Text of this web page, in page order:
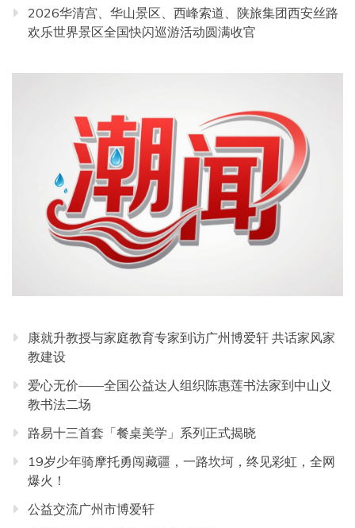
2026华清宫、华山景区、西峰索道、陕旅集团西安丝路
欢乐世界景区全国快闪巡游活动圆满收官
康就升教授与家庭教育专家到访广州博爱轩 共话家风家
教建设
爱心无价——全国公益达人组织陈惠莲书法家到中山义
教书法二场
路易十三首套「餐桌美学」系列正式揭晓
19岁少年骑摩托勇闯藏疆，一路坎坷，终见彩虹，全网
爆火！
公益交流广州市博爱轩